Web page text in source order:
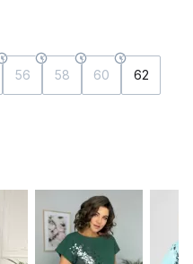
56 58 60 62